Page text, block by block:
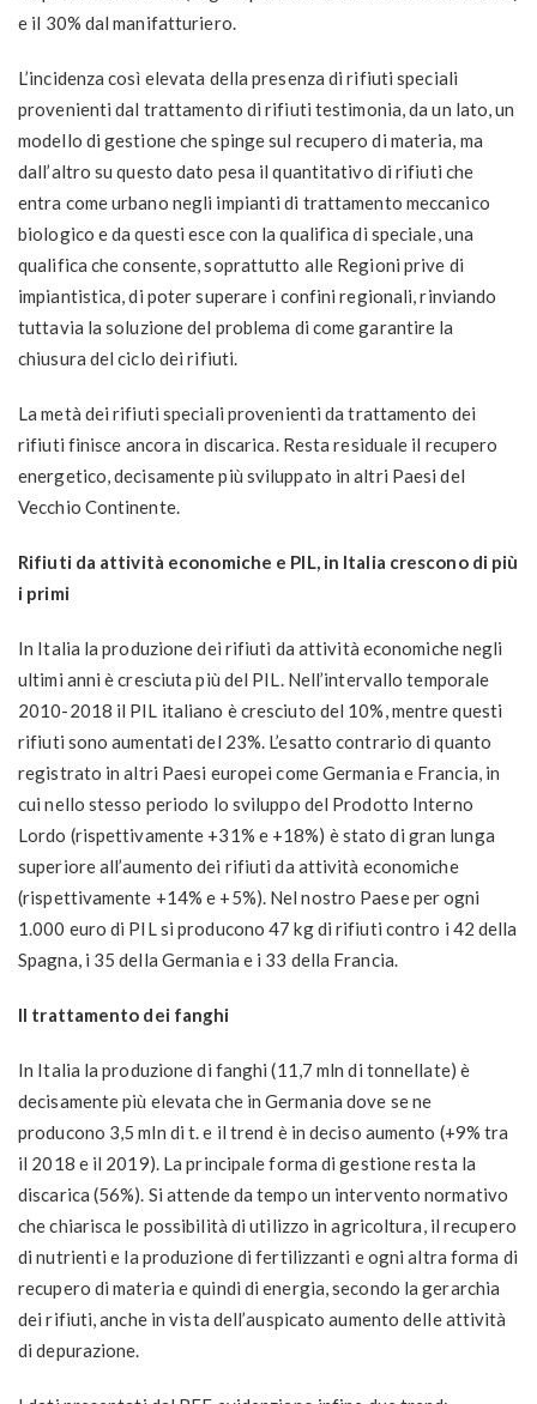
e il 30% dal manifatturiero.
L’incidenza così elevata della presenza di rifiuti speciali
provenienti dal trattamento di rifiuti testimonia, da un lato, un
modello di gestione che spinge sul recupero di materia, ma
dall’altro su questo dato pesa il quantitativo di rifiuti che
entra come urbano negli impianti di trattamento meccanico
biologico e da questi esce con la qualifica di speciale, una
qualifica che consente, soprattutto alle Regioni prive di
impiantistica, di poter superare i confini regionali, rinviando
tuttavia la soluzione del problema di come garantire la
chiusura del ciclo dei rifiuti.
La metà dei rifiuti speciali provenienti da trattamento dei
rifiuti finisce ancora in discarica. Resta residuale il recupero
energetico, decisamente più sviluppato in altri Paesi del
Vecchio Continente.
Rifiuti da attività economiche e PIL, in Italia crescono di più
i primi
In Italia la produzione dei rifiuti da attività economiche negli
ultimi anni è cresciuta più del PIL. Nell’intervallo temporale
2010-2018 il PIL italiano è cresciuto del 10%, mentre questi
rifiuti sono aumentati del 23%. L’esatto contrario di quanto
registrato in altri Paesi europei come Germania e Francia, in
cui nello stesso periodo lo sviluppo del Prodotto Interno
Lordo (rispettivamente +31% e +18%) è stato di gran lunga
superiore all’aumento dei rifiuti da attività economiche
(rispettivamente +14% e +5%). Nel nostro Paese per ogni
1.000 euro di PIL si producono 47 kg di rifiuti contro i 42 della
Spagna, i 35 della Germania e i 33 della Francia.
Il trattamento dei fanghi
In Italia la produzione di fanghi (11,7 mln di tonnellate) è
decisamente più elevata che in Germania dove se ne
producono 3,5 mln di t. e il trend è in deciso aumento (+9% tra
il 2018 e il 2019). La principale forma di gestione resta la
discarica (56%). Si attende da tempo un intervento normativo
che chiarisca le possibilità di utilizzo in agricoltura, il recupero
di nutrienti e la produzione di fertilizzanti e ogni altra forma di
recupero di materia e quindi di energia, secondo la gerarchia
dei rifiuti, anche in vista dell’auspicato aumento delle attività
di depurazione.